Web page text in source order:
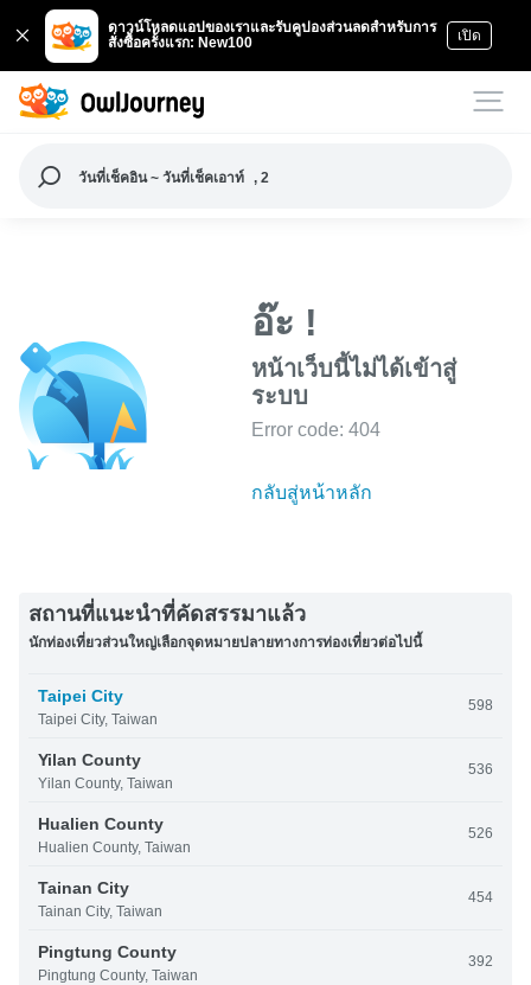
ดาวน์โหลดแอปของเราและรับคูปองส่วนลดสำหรับการ
สั่งซื้อครั้งแรก: New100
เปิด
วันที่เช็คอิน ~ วันที่เช็คเอาท์ , 2
อ๊ะ !
หน้าเว็บนี้ไม่ได้เข้าสู่
ระบบ
Error code: 404
กลับสู่หน้าหลัก
สถานที่แนะนำที่คัดสรรมาแล้ว
นักท่องเที่ยวส่วนใหญ่เลือกจุดหมายปลายทางการท่องเที่ยวต่อไปนี้
Taipei City
Taipei City, Taiwan
598
Yilan County
Yilan County, Taiwan
536
Hualien County
Hualien County, Taiwan
526
Tainan City
Tainan City, Taiwan
454
Pingtung County
Pingtung County, Taiwan
392